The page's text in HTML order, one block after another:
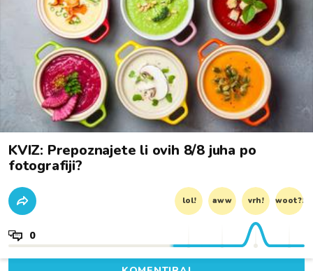
KVIZ: Prepoznajete li ovih 8/8 juha po
fotografiji?
lol! aww vrh! woot?!
0